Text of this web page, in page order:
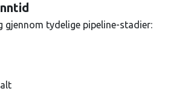
gjennom tydelige pipeline-stadier: